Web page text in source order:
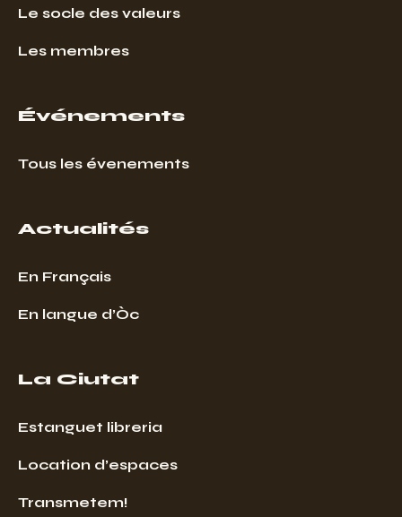
Le socle des valeurs
Les membres
Événements
Tous les évenements
Actualités
En Français
En langue d’Òc
La Ciutat
Estanguet libreria
Location d’espaces
Transmetem!